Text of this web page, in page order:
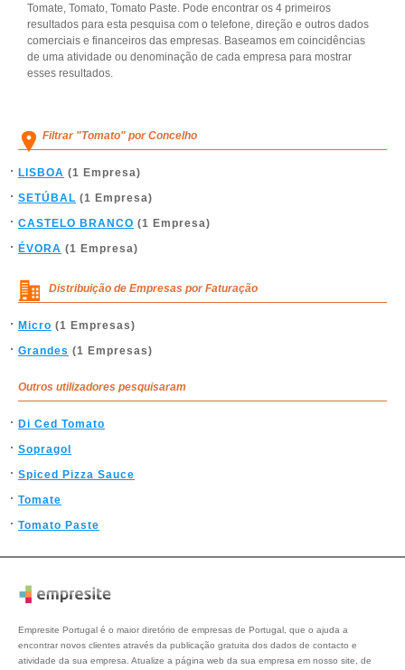
Tomate, Tomato, Tomato Paste. Pode encontrar os 4 primeiros
resultados para esta pesquisa com o telefone, direção e outros dados
comerciais e financeiros das empresas. Baseamos em coincidências
de uma atividade ou denominação de cada empresa para mostrar
esses resultados.
Filtrar "Tomato" por Concelho
LISBOA (1 Empresa)
SETÚBAL (1 Empresa)
CASTELO BRANCO (1 Empresa)
ÉVORA (1 Empresa)
Distribuição de Empresas por Faturação
Micro (1 Empresas)
Grandes (1 Empresas)
Outros utilizadores pesquisaram
Di Ced Tomato
Sopragol
Spiced Pizza Sauce
Tomate
Tomato Paste
Empresite Portugal é o maior diretório de empresas de Portugal, que o ajuda a
encontrar novos clientes através da publicação gratuita dos dados de contacto e
atividade da sua empresa. Atualize a página web da sua empresa em nosso site, de